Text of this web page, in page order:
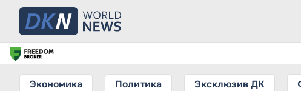
Экономика Политика Эксклюзив ДК